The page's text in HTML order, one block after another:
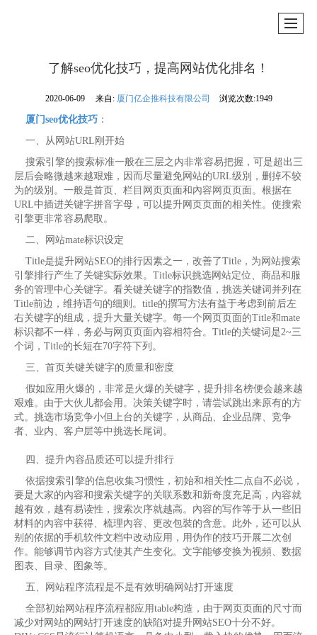
了解seo优化技巧，提高网站优化排名！
2020-06-09 来自: 厦门亿企推科技有限公司 浏览次数:1949
厦门seo优化技巧 ：
一、从网站URL刚开始
搜索引擎的搜索标准一般在三层之内非常容易把握，可是超出三
层后会略微越来越艰难，因而尽量避免网站的URL级別，删掉不较
为的级別。一般是首页、栏目网页页面和內容网页页面。根据在
URL中插进关键字拼音字母，可以提升网页页面的相关性。使搜索
引擎更非常容易爬取。
二、网站mate标识设定
Title是提升网站SEO的排行因素之一，改善了Title，为网站搜索
引擎排行产生了关键实际效果。Title标识挑选网站定位、商品和服
务的管理中心关键字。看关键关键字的指数值，挑选关键词并列在
Title前边，维持语句的细则。title的撰写方法有益于考虑到前后左
右关键字的组成，提升大量关键字。每一个网页页面的Title和mate
标识都不一样，务必与网页页面內容相符合。Title的关键词是2~三
个词，Title的长短在70字符下列。
三、首页关键关键字的质量和密度
假如应用火爆的，非常是火爆的关键字，提升排名榜便会越来越
艰难。由于大伙儿都会用。决策关键字时，请尝试跳出来原有的方
式。挑选市场竞争小但上台的关键字，从商品、企业品牌、竞争
者、业内、客户层等中挑选长尾词。
四、提升內容品质还可以提升排行
依据搜索引擎的信息收集习惯性，初始和相关性二点自不必说，
要是大家的內容和搜索关键字的关联系数和新奇度充足高，內容就
越有效，越有易读性，搜索次序就越高。內容的写作等于从一些旧
材料的內容中获得、梳理內容、更改包裝的含意。此外，还可以从
别的依据的手机软件文档中改动应用，用伪作的技巧开展二次创
作。能够调节內容方式使其产生变化。文字能够变换为视頻、数据
图表、目录、图象等。
五、网站程序流程是不是有效明确网站打开速度
全部初始网站程序流程都应用table构造，由于网页页面的尺寸而
减少对网站的网站打开速度的缺陷对提升网站SEO十分不好。